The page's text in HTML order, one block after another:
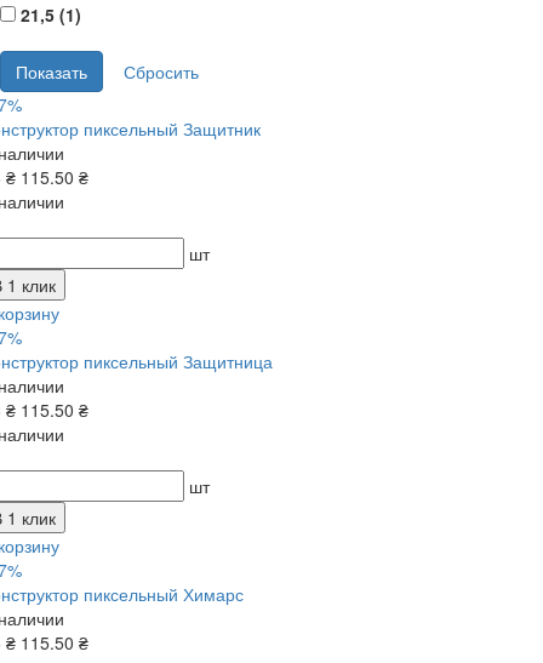
21,5 (1)
пиксельный Защитник
₴ 115.50 ₴
шт
1 клик
пиксельный Защитница
₴ 115.50 ₴
шт
1 клик
пиксельный Химарс
₴ 115.50 ₴